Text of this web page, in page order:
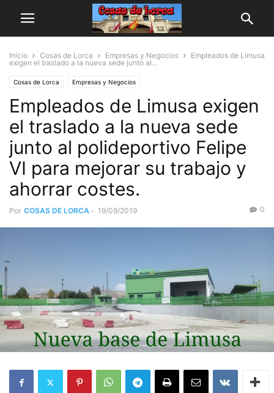
Inicio Cosas de Lorca Empresas y Negocios
Empleados de Limusa
exigen el traslado a la nueva sede junto al...
Cosas de Lorca Empresas y Negocios
Empleados de Limusa exigen
el traslado a la nueva sede
junto al polideportivo Felipe
VI para mejorar su trabajo y
ahorrar costes.
Por COSAS DE LORCA - 19/09/2019 0